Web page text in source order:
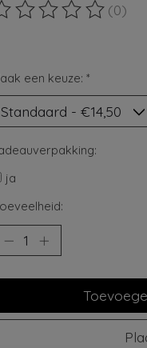
beoordeling van dit
(0)
een keuze: *
ja